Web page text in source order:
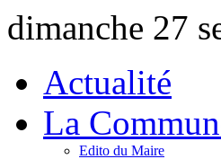
dimanche 27
Actualité
La
Edito du Maire